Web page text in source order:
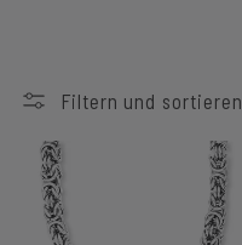
Filtern und sortieren